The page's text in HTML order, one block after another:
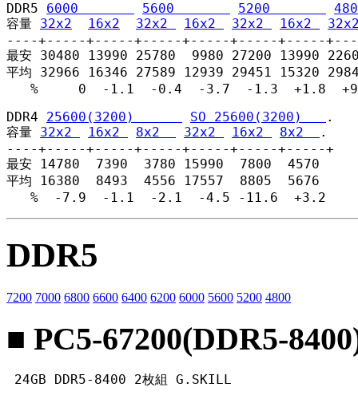
DDR5 6000 5600 5200
容量 32x2 16x2 32x2 16x2 32x2 16x2
----+-----+-----+-----+-----+-----+-----
最安 30480 13990 25780  9980 27200 13990
平均 32966 16346 27589 12939 29451 15320
%     0  -1.1  -0.4  -3.7  -1.3  +1.8
DDR4 25600(3200) SO 25600(3200)
.
容量 32x2 16x2 8x2 32x2 16x2 8x2
.
----+-----+-----+-----+-----+-----+-----+
最安 14780  7390  3780 15990  7800  4570
平均 16380  8493  4556 17557  8805  5676
   %  -7.9  -1.1  -2.1  -4.5 -11.6  +3.2
DDR5
7200 7000 6800 6600 6400 6200 6000 5600 5200 4800
■ PC5-67200(DDR5-
24GB DDR5-8400 2枚組 G.SKILL